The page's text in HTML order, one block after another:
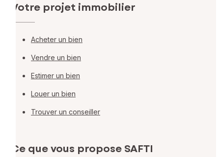
Votre projet immobilier
Acheter un bien
Vendre un bien
Estimer un bien
Louer un bien
Trouver un conseiller
Ce que vous propose SAFTI